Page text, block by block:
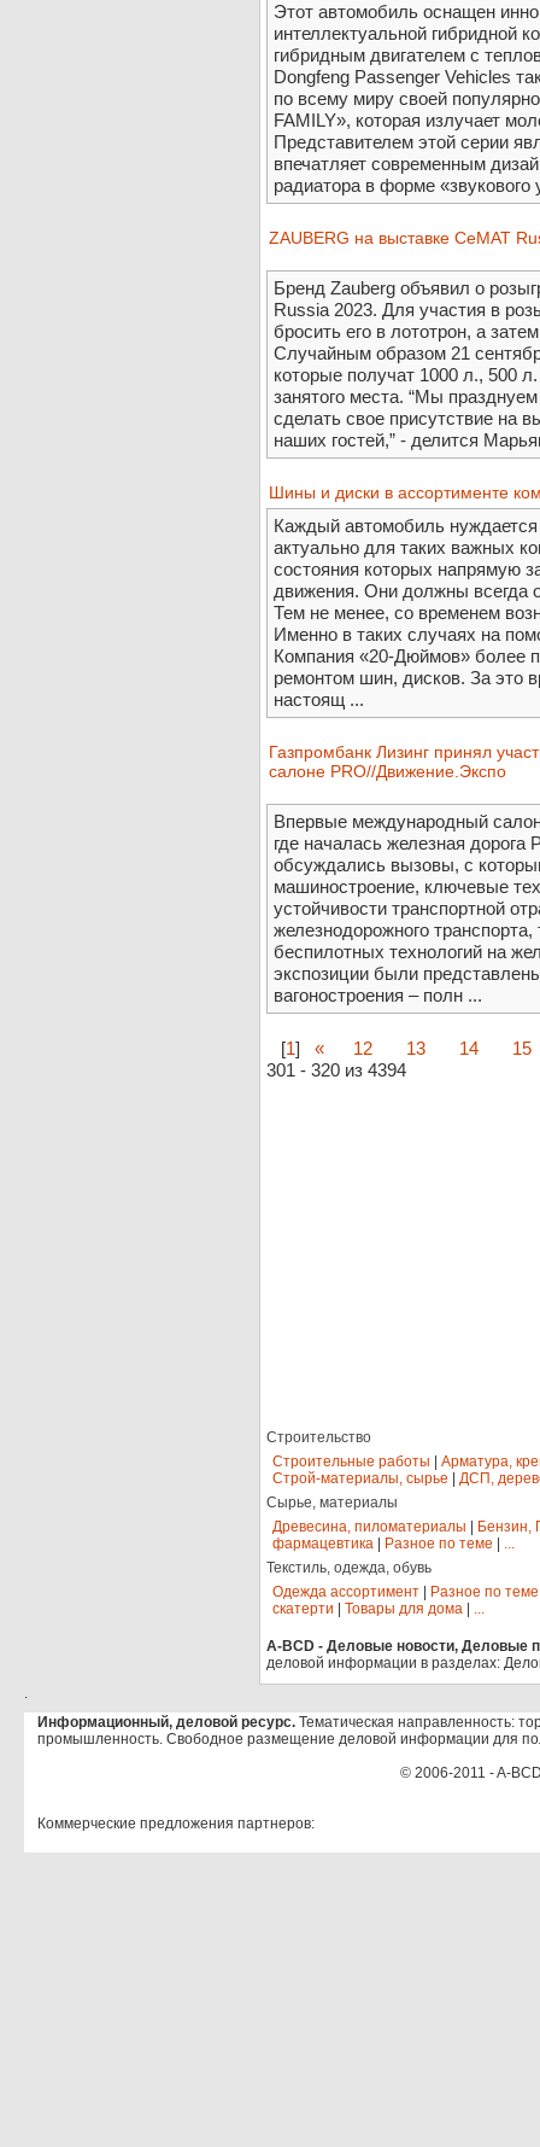
Этот автомобиль оснащен
интеллектуальной гибридной
гибридным двигателем с
Dongfeng Passenger Vehicles
по всему миру своей
FAMILY», которая излучает
Представителем этой серии
впечатляет современным
радиатора в форме «звукового
ZAUBERG на выставке CeMAT
Бренд Zauberg объявил о
Russia 2023. Для участия в
бросить его в лототрон, а
Случайным образом 21
которые получат 1000 л., 500
занятого места. “Мы
сделать свое присутствие на
наших гостей,” - делится
Шины и диски в ассортименте
Каждый автомобиль
актуально для таких важных
состояния которых напрямую
движения. Они должны всегда
Тем не менее, со временем
Именно в таких случаях на
Компания «20-Дюймов» более
ремонтом шин, дисков. За это
настоящ ...
Газпромбанк Лизинг принял
салоне PRO//Движение.Экспо
Впервые международный
где началась железная
обсуждались вызовы, с
машиностроение, ключевые
устойчивости транспортной
железнодорожного транспорта,
беспилотных технологий на
экспозиции были
вагоностроения – полн ...
[1] « 12 13 14
15
301 - 320 из 4394
Строительство
Строительные работы
Арматура,
Строй-материалы, сырье
ДСП,
Сырье, материалы
Древесина, пиломатериалы
Бензин,
фармацевтика
Разное по теме
...
Текстиль, одежда, обувь
Одежда ассортимент
Разное по теме
скатерти
Товары для дома ...
A-BCD - Деловые новости, Деловые
деловой информации в разделах:
.
Информационный, деловой ресурс. Тематическая направленность:
промышленность. Свободное размещение деловой информации для
© 2006-2011 - A-
Коммерческие предложения партнеров: